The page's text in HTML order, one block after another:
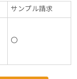
サンプル請求
〇